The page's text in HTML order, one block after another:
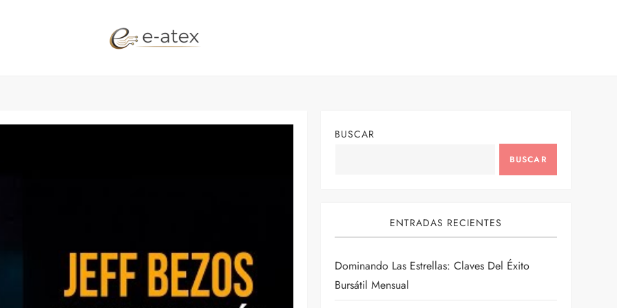
BUSCAR
BUSCAR
ENTRADAS RECIENTES
Dominando Las Estrellas: Claves Del Éxito
Bursátil Mensual